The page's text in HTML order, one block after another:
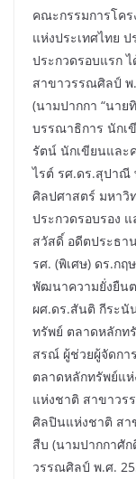
คณะกรรมการโค
แห่งประเทศไทย
ประกวดรอบแรก
สาขาวรรณศิลป์ พ
(นามปากกา “นาย
บรรณาธิการ นัก
รัตน์ นักเขียนแล
ไรต์ รศ.ดร.สุปา
ศิลปศาสตร์ มหาวิ
ประกวดรอบรอง
สวัสดิ์ อดีตประธา
รศ. (พิเศษ) ดร.กฤ
พัฒนาความยั่งยืน
ผศ.ดร.สันติ กีระนั
ทรัพย์ ตลาดหลักท
สรณ์ ผู้ช่วยผู้จัดกา
ตลาดหลักทรัพย์แ
แห่งชาติ สาขาวร
ศิลปินแห่งชาติ สา
สืบ (นามปากกาศั
วรรณศิลป์ พ.ศ.